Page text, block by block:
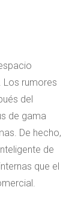
Los rumores
del
de gama
De hecho,
de
que el